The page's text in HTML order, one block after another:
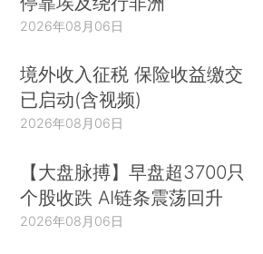
2026年08月06日
境外收入征税 保险收益缴交
已启动(含视频)
2026年08月06日
【大盘脉搏】早盘超3700只
个股收跌 AI链条震荡回升
2026年08月06日